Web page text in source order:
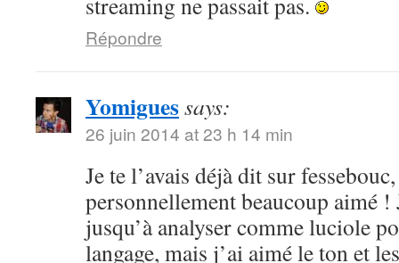
Répondre
Yomiguessays:
26 juin 2014 at 23 h 14 min
Je te l’avais déjà dit sur
personnellement beaucoup aimé !
jusqu’à analyser comme luciole
langage, mais j’ai aimé le ton et